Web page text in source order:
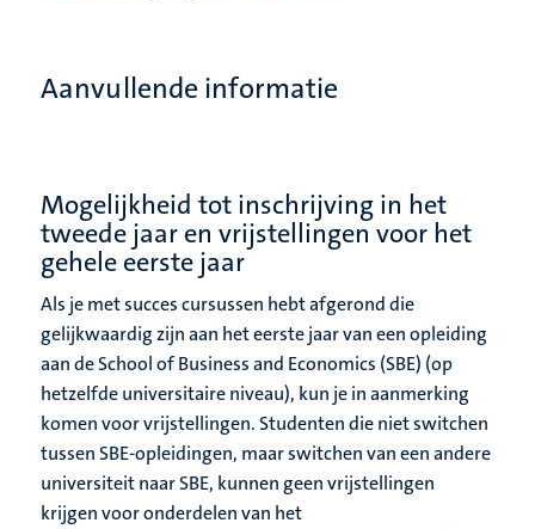
Aanvullende informatie
Mogelijkheid tot inschrijving in het
tweede jaar en vrijstellingen voor het
gehele eerste jaar
Als je met succes cursussen hebt afgerond die
gelijkwaardig zijn aan het eerste jaar van een opleiding
aan de School of Business and Economics (SBE) (op
hetzelfde universitaire niveau), kun je in aanmerking
komen voor vrijstellingen. Studenten die niet switchen
tussen SBE-opleidingen, maar switchen van een andere
universiteit naar SBE, kunnen geen vrijstellingen
krijgen voor onderdelen van het